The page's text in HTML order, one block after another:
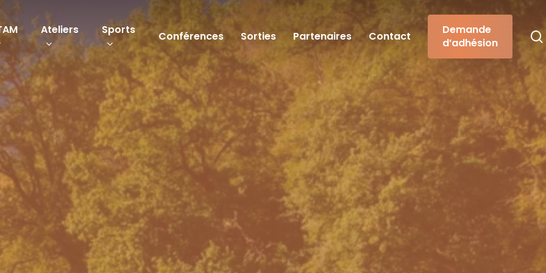
Ateliers Sports Conférences Sorties Partenaires Contact
Demande
d’adhésion